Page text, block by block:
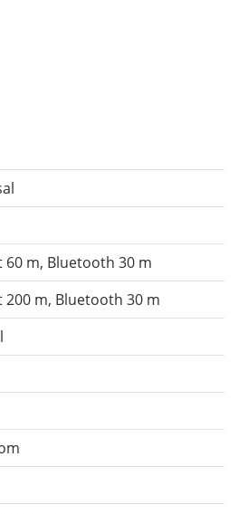
60 m, Bluetooth 30 m
200 m, Bluetooth 30 m